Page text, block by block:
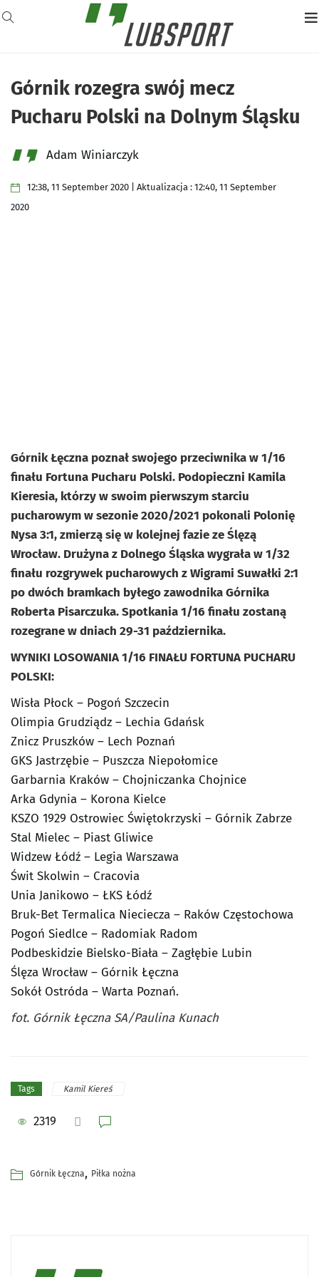
Górnik rozegra swój mecz
Pucharu Polski na Dolnym Śląsku
Adam Winiarczyk
12:38, 11 September 2020 | Aktualizacja : 12:40, 11 September
2020
Górnik Łęczna poznał swojego przeciwnika w 1/16
finału Fortuna Pucharu Polski. Podopieczni Kamila
Kieresia, którzy w swoim pierwszym starciu
pucharowym w sezonie 2020/2021 pokonali Polonię
Nysa 3:1, zmierzą się w kolejnej fazie ze Ślęzą
Wrocław. Drużyna z Dolnego Śląska wygrała w 1/32
finału rozgrywek pucharowych z Wigrami Suwałki 2:1
po dwóch bramkach byłego zawodnika Górnika
Roberta Pisarczuka. Spotkania 1/16 finału zostaną
rozegrane w dniach 29-31 października.
WYNIKI LOSOWANIA 1/16 FINAŁU FORTUNA PUCHARU
POLSKI:
Wisła Płock – Pogoń Szczecin
Olimpia Grudziądz – Lechia Gdańsk
Znicz Pruszków – Lech Poznań
GKS Jastrzębie – Puszcza Niepołomice
Garbarnia Kraków – Chojniczanka Chojnice
Arka Gdynia – Korona Kielce
KSZO 1929 Ostrowiec Świętokrzyski – Górnik Zabrze
Stal Mielec – Piast Gliwice
Widzew Łódź – Legia Warszawa
Świt Skolwin – Cracovia
Unia Janikowo – ŁKS Łódź
Bruk-Bet Termalica Nieciecza – Raków Częstochowa
Pogoń Siedlce – Radomiak Radom
Podbeskidzie Bielsko-Biała – Zagłębie Lubin
Ślęza Wrocław – Górnik Łęczna
Sokół Ostróda – Warta Poznań.
fot. Górnik Łęczna SA/Paulina Kunach
Tags Kamil Kiereś
2319
Górnik Łęczna, Piłka nożna